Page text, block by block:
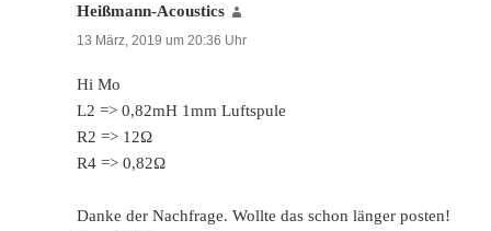
Heißmann-Acoustics
13 März, 2019 um 20:36 Uhr
Hi Mo
L2 => 0,82mH 1mm Luftspule
R2 => 12Ω
R4 => 0,82Ω
Danke der Nachfrage. Wollte das schon länger posten!